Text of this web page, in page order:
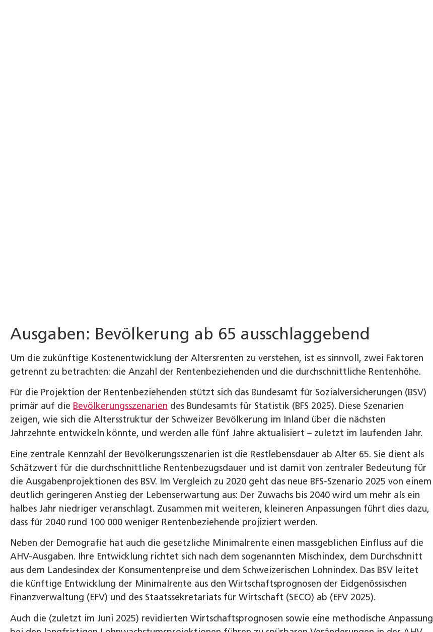
Ausgaben: Bevölkerung ab 65 ausschlaggebend
Um die zukünftige Kostenentwicklung der Altersrenten zu verstehen, ist es sinnvoll, zwei Faktoren
getrennt zu betrachten: die Anzahl der Rentenbeziehenden und die durchschnittliche Rentenhöhe.
Für die Projektion der Rentenbeziehenden stützt sich das Bundesamt für Sozialversicherungen (BSV)
primär auf die Bevölkerungsszenarien des Bundesamts für Statistik (BFS 2025). Diese Szenarien
zeigen, wie sich die Altersstruktur der Schweizer Bevölkerung im Inland über die nächsten
Jahrzehnte entwickeln könnte, und werden alle fünf Jahre aktualisiert – zuletzt im laufenden Jahr.
Eine zentrale Kennzahl der Bevölkerungsszenarien ist die Restlebensdauer ab Alter 65. Sie dient als
Schätzwert für die durchschnittliche Rentenbezugsdauer und ist damit von zentraler Bedeutung für
die Ausgabenprojektionen des BSV. Im Vergleich zu 2020 geht das neue BFS-Szenario 2025 von einem
deutlich geringeren Anstieg der Lebenserwartung aus: Der Zuwachs bis 2040 wird um mehr als ein
halbes Jahr niedriger veranschlagt. Zusammen mit weiteren, kleineren Anpassungen führt dies dazu,
dass für 2040 rund 100 000 weniger Rentenbeziehende projiziert werden.
Neben der Demografie hat auch die gesetzliche Minimalrente einen massgeblichen Einfluss auf die
AHV-Ausgaben. Ihre Entwicklung richtet sich nach dem sogenannten Mischindex, dem Durchschnitt
aus dem Landesindex der Konsumentenpreise und dem Schweizerischen Lohnindex. Das BSV leitet
die künftige Entwicklung der Minimalrente aus den Wirtschaftsprognosen der Eidgenössischen
Finanzverwaltung (EFV) und des Staatssekretariats für Wirtschaft (SECO) ab (EFV 2025).
Auch die (zuletzt im Juni 2025) revidierten Wirtschaftsprognosen sowie eine methodische Anpassung